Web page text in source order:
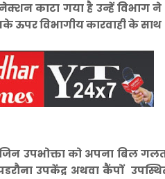
काटा गया है उन्हें विभाग ने
ऊपर विभागीय कारवाही के
उपभोक्ता को अपना बिल
उपकेंद्र अथवा कैंपों